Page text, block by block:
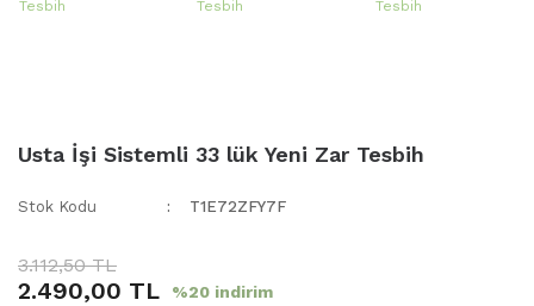
Usta İşi Sistemli 33 lük Yeni Zar Tesbih
Stok Kodu T1E72ZFY7F
3.112,50 TL
2.490,00 TL %20 indirim